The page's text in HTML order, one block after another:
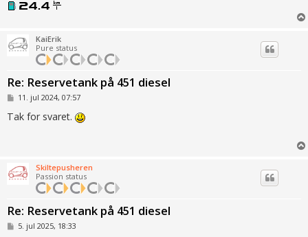
KaiErik
Pure status
Re: Reservetank på 451 diesel
d
l
11. jul 2024, 07:57
Tak for svaret.
Skiltepusheren
Passion status
Re: Reservetank på 451 diesel
5. jul 2025, 18:33